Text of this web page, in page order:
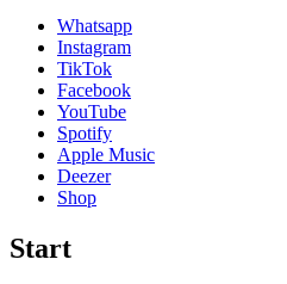
Whatsapp
Instagram
TikTok
Facebook
YouTube
Spotify
Apple Music
Deezer
Shop
Start